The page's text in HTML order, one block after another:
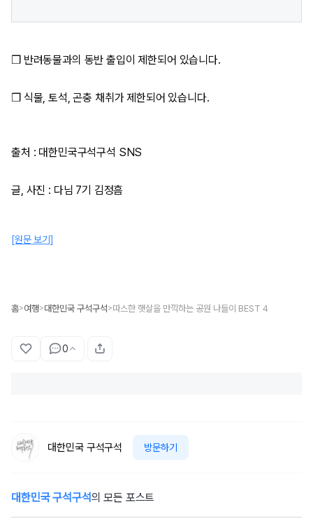
❒ 반려동물과의 동반 출입이 제한되어 있습니다.
❒ 식물, 토석, 곤충 채취가 제한되어 있습니다.
출처 : 대한민국구석구석 SNS
글, 사진 : 다님 7기 김정흠
[원문 보기]
홈>여행>대한민국 구석구석>따스한 햇살을 만끽하는 공원 나들이 BEST 4
0
대한민국 구석구석 방문하기
대한민국 구석구석의 모든 포스트